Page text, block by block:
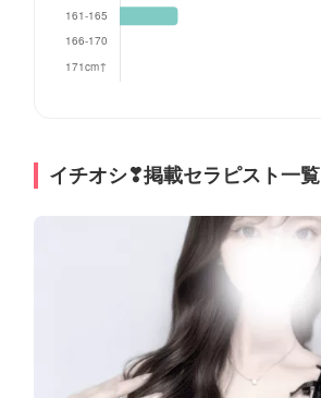
イチオシ❣掲載セラピスト一覧